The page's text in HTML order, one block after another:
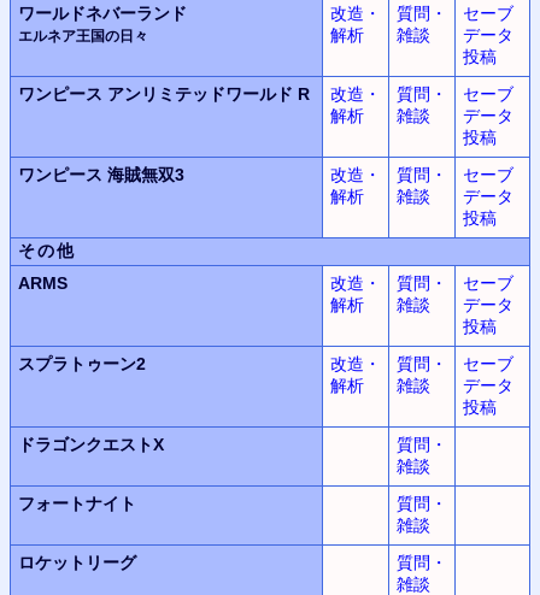
ワールドネバーランド
エルネア王国の日々
改造・
解析
質問・
雑談
セーブ
データ
投稿
ワンピース アンリミテッドワールド R
改造・
解析
質問・
雑談
セーブ
データ
投稿
ワンピース 海賊無双3
改造・
解析
質問・
雑談
セーブ
データ
投稿
その他
ARMS
改造・
解析
質問・
雑談
セーブ
データ
投稿
スプラトゥーン2
改造・
解析
質問・
雑談
セーブ
データ
投稿
ドラゴンクエストX
質問・
雑談
フォートナイト
質問・
雑談
ロケットリーグ
質問・
雑談